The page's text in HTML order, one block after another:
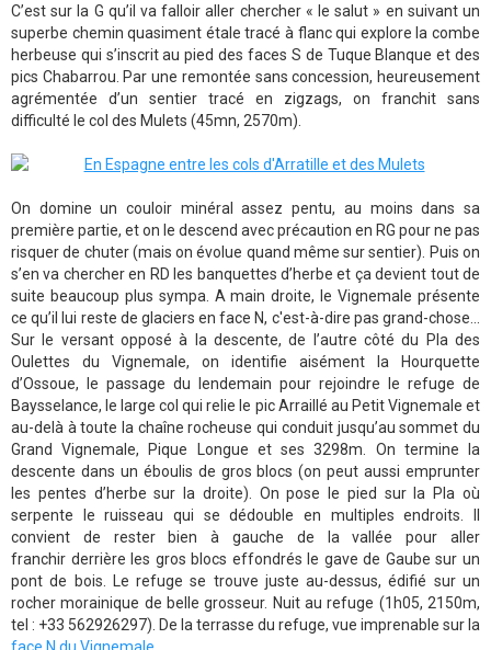
C’est sur la G qu’il va falloir aller chercher « le salut » en suivant un
superbe chemin quasiment étale tracé à flanc qui explore la combe
herbeuse qui s’inscrit au pied des faces S de Tuque Blanque et des
pics Chabarrou. Par une remontée sans concession, heureusement
agrémentée d’un sentier tracé en zigzags, on franchit sans
difficulté le col des Mulets (45mn, 2570m).
On domine un couloir minéral assez pentu, au moins dans sa
première partie, et on le descend avec précaution en RG pour ne pas
risquer de chuter (mais on évolue quand même sur sentier). Puis on
s’en va chercher en RD les banquettes d’herbe et ça devient tout de
suite beaucoup plus sympa. A main droite, le Vignemale présente
ce qu’il lui reste de glaciers en face N, c'est-à-dire pas grand-chose...
Sur le versant opposé à la descente, de l’autre côté du Pla des
Oulettes du Vignemale, on identifie aisément la Hourquette
d’Ossoue, le passage du lendemain pour rejoindre le refuge de
Baysselance, le large col qui relie le pic Arraillé au Petit Vignemale et
au-delà à toute la chaîne rocheuse qui conduit jusqu’au sommet du
Grand Vignemale, Pique Longue et ses 3298m. On termine la
descente dans un éboulis de gros blocs (on peut aussi emprunter
les pentes d’herbe sur la droite). On pose le pied sur la Pla où
serpente le ruisseau qui se dédouble en multiples endroits. Il
convient de rester bien à gauche de la vallée pour aller
franchir derrière les gros blocs effondrés le gave de Gaube sur un
pont de bois. Le refuge se trouve juste au-dessus, édifié sur un
rocher morainique de belle grosseur. Nuit au refuge (1h05, 2150m,
tel : +33 562926297). De la terrasse du refuge, vue imprenable sur la